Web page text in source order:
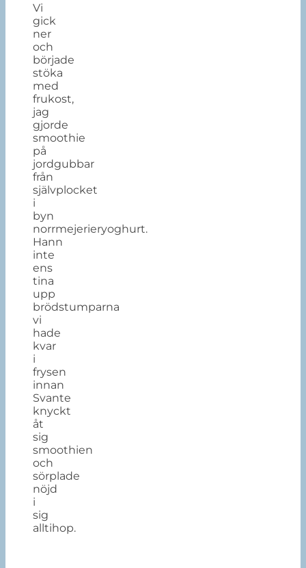
Vi
gick
ner
och
började
stöka
med
frukost,
jag
gjorde
smoothie
på
jordgubbar
från
självplocket
i
byn
norrmejerieryoghurt.
Hann
inte
ens
tina
upp
brödstumparna
vi
hade
kvar
i
frysen
innan
Svante
knyckt
åt
sig
smoothien
och
sörplade
nöjd
i
sig
alltihop.